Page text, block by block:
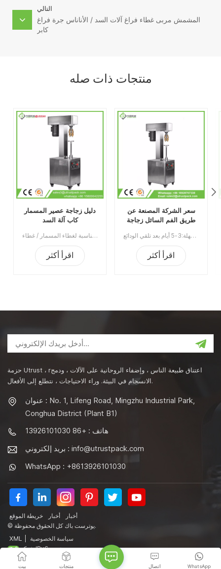
التالي
المشمش مربى غطاء فراغ آلات السد / الأناناس جرة فراغ
كابر
منتجات ذات صله
دليل زجاجة عصير المسمار
كاب آلة السد
آلة تغطية الغطاء اللولبي اليدوي مناسبة لغطاء المسمار / غطاء Ropp / ختم غطاء العقص على الزجاجة / الزجاجة البلاستيكية. يستخدم على نطاق واسع في صناعات النبيذ والشراب والسائل الفموي ومبيدات الآفات.رقم الصنف:UT1BSG4سعر:1540نطاق السعر:4 ~ 5/1360 دولارًانطاق السعر:2 ~ 3/1430 دولارالحد الأدنى للطلب:1قسط:TTميناء الشحن:قوانغتشوالمنطقة الأصلية:قوانغتشو، الصينمهلة:15 يوما بعد تلقي الودائع
اقرأ أكثر
سعر الشركة المصنعة عن
طريق الفم السائل زجاجة
إن آلة وضع غطاء الزجاجات الشفوية من الشركة المصنعة هي عبارة عن معدات السد المصنوعة من الألومنيوم ضد السرقة للزجاجات البلاستيكية عالية الجودة والزجاجات الزجاجية. يستخدم على نطاق واسع في صناعة المواد الغذائية والصناعات الكيماوية والصناعات الطبية والصيدلانية.الحد الأدنى للطلب:1قسط:تي / تميناء الشحن:قوانغتشوالمنطقة الأصلية:الصينمهلة:3-5 أيام بعد تلقي الودائع
اقرأ أكثر
حزمة Utrust ، rاعتناق طبيعة الناس ، وإضفاء الروحانية على الآلات ، ودمج
الانسجام في البيئة. وراء الاحتياجات ، نتطلع إلى الأفعال.
عنوان : No. 1, Lifeng Road, Mingzhu Industrial Park,
Conghua District (Plant B1)
هاتف : +86 13926101030
بريد إلكتروني : info@utrustpack.com
WhatsApp : +8613926101030
خريطة الموقع أخبار
أخبار
© يوترست باك كل الحقوق محفوظة.
XML
سياسة الخصوصية
شبكة IPv6 مدعومة
بيت منتجات WhatsApp اتصال